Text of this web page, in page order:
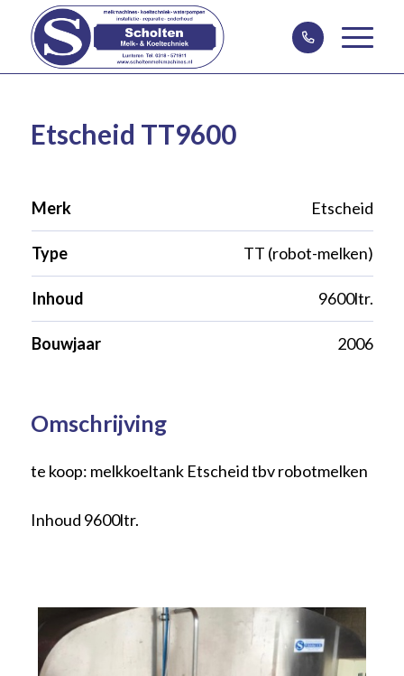
Etscheid TT9600
Merk Etscheid
Type TT (robot-melken)
Inhoud 9600ltr.
Bouwjaar 2006
Omschrijving
te koop: melkkoeltank Etscheid tbv robotmelken
Inhoud 9600ltr.